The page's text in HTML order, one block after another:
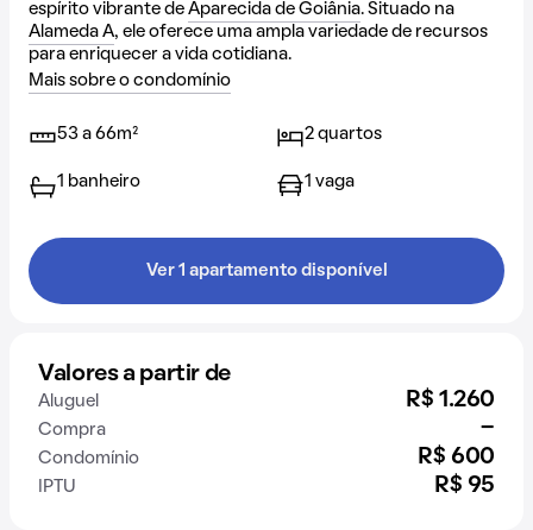
espírito vibrante de Aparecida de Goiânia. Situado na
Alameda A, ele oferece uma ampla variedade de recursos
para enriquecer a vida cotidiana.
Mais sobre o condomínio
53 a 66m² 2 quartos
1 banheiro 1 vaga
Ver 1 apartamento disponível
Valores a partir de
Aluguel R$ 1.260
Compra -
Condomínio R$ 600
IPTU R$ 95